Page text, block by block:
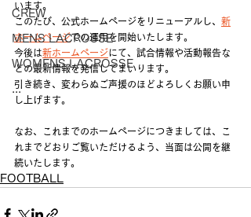
CREW
MENS LACROSSE
WOMENS LACROSSE
...
います。
このたび、公式ホームページをリニューアルし、 新
ホームページでの運用を開始いたします。
今後は新ホームページにて、試合情報や活動報告な
どの最新情報を発信してまいります。
引き続き、変わらぬご声援のほどよろしくお願い申
し上げます。
なお、これまでのホームページにつきましては、こ
れまでどおりご覧いただけるよう、当面は公開を継
続いたします。
FOOTBALL